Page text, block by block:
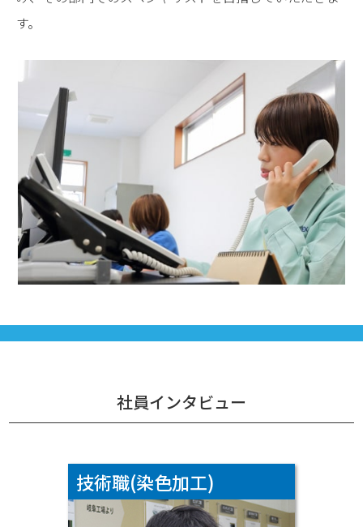
す。
社員インタビュー
お客様のニーズに
お応えするのが、
私のミッションです！
VIEW MORE ▶
技術職(染色加工)